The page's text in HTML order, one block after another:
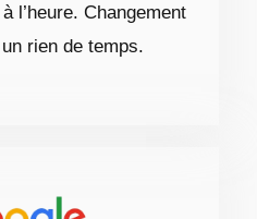
l’heure. Changement
rien de temps.